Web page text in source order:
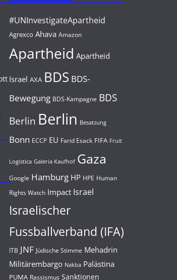
#UNInvestigateApartheid
Agrexco Ahava Amazon
Apartheid Apartheid
Israel AXA BDS BDS-
Bewegung BDS-Kampagne BDS
Berlin Berlin Besatzung
Bonn ECCP EU Farid Esack FIFA Fruit
Logistica Galeria Kaufhof Gaza
Google Hamburg HP HPE Human
Rights Watch Impact Israel
Israelischer
Fussballverband (IFA)
ITB JNF Jüdische Stimme Mehadrin
Militärembargo Nakba Palästina
PUMA Rassismus Sanktionen